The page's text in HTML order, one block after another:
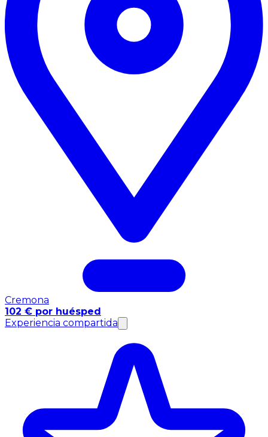
Cremona
102 € por huésped
Experiencia compartida